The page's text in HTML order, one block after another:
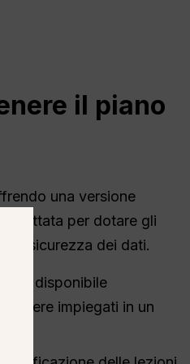
il piano
una versione
per dotare gli
di sicurezza dei dati.
è disponibile
essere impiegati in un